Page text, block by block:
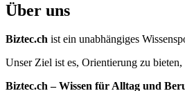
Über uns
Biztec.ch ist ein unabhängiges
Unser Ziel ist es, Orientierung zu
Biztec.ch – Wissen für Alltag und